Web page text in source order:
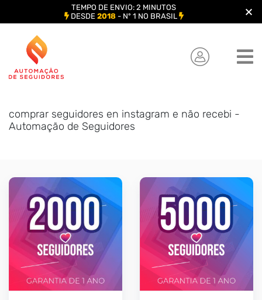
content
comprar seguidores en instagram e não recebi -
Automação de Seguidores
TEMPO DE ENVIO: 2 MINUTOS
DESDE 2018- Nº 1 NO BRASIL